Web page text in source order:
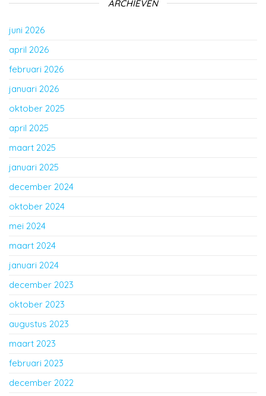
ARCHIEVEN
juni 2026
april 2026
februari 2026
januari 2026
oktober 2025
april 2025
maart 2025
januari 2025
december 2024
oktober 2024
mei 2024
maart 2024
januari 2024
december 2023
oktober 2023
augustus 2023
maart 2023
februari 2023
december 2022